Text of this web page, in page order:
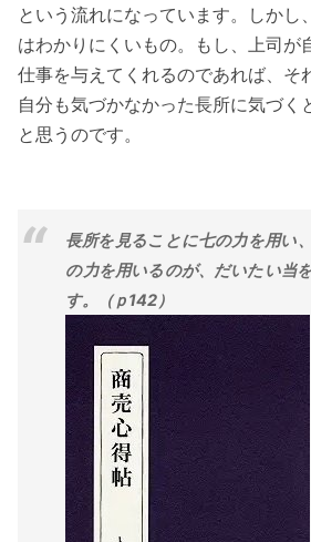
という流れになっています。しかし
はわかりにくいもの。もし、上司が
仕事を与えてくれるのであれば、そ
自分も気づかなかった長所に気づく
と思うのです。
長所を見ることに七の力を用い
の力を用いるのが、だいたい当
す。（ｐ142）